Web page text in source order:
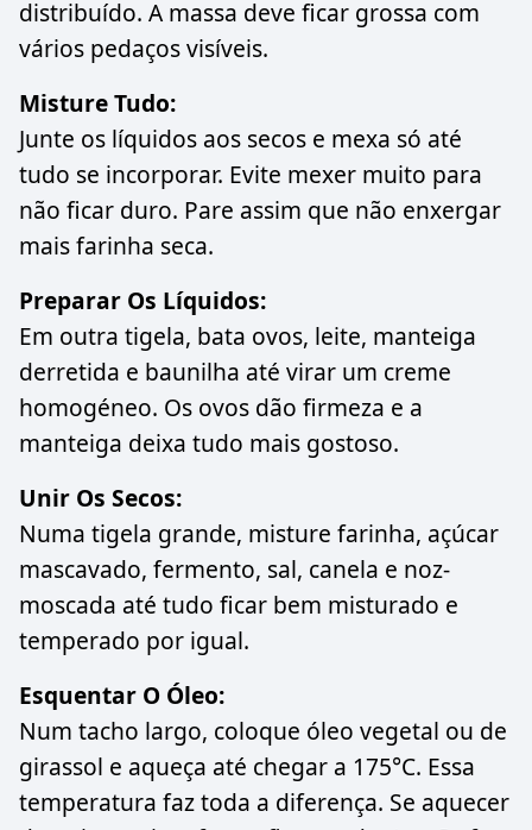
distribuído. A massa deve ficar grossa com
vários pedaços visíveis.
Misture Tudo:
Junte os líquidos aos secos e mexa só até
tudo se incorporar. Evite mexer muito para
não ficar duro. Pare assim que não enxergar
mais farinha seca.
Preparar Os Líquidos:
Em outra tigela, bata ovos, leite, manteiga
derretida e baunilha até virar um creme
homogéneo. Os ovos dão firmeza e a
manteiga deixa tudo mais gostoso.
Unir Os Secos:
Numa tigela grande, misture farinha, açúcar
mascavado, fermento, sal, canela e noz-
moscada até tudo ficar bem misturado e
temperado por igual.
Esquentar O Óleo:
Num tacho largo, coloque óleo vegetal ou de
girassol e aqueça até chegar a 175°C. Essa
temperatura faz toda a diferença. Se aquecer